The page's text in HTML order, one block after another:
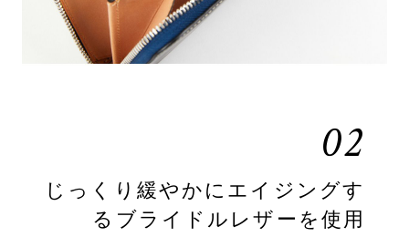
02
じっくり緩やかにエイジングす
るブライドルレザーを使用